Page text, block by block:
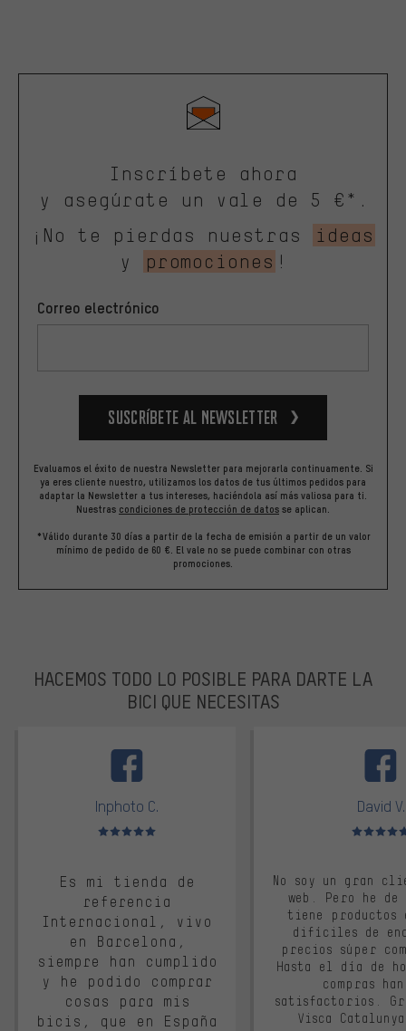
Inscríbete ahora
y asegúrate un vale de 5 €*.
¡No te pierdas nuestras
ideas
y
promociones !
Correo electrónico
Suscríbete al newsletter
Evaluamos el éxito de nuestra Newsletter para mejorarla continuamente. Si
ya eres cliente nuestro, utilizamos los datos de tus últimos pedidos para
adaptar la Newsletter a tus intereses, haciéndola así más valiosa para ti.
Nuestras condiciones de protección de datos se aplican.
*Válido durante 30 días a partir de la fecha de emisión a partir de un valor
mínimo de pedido de 60 €. El vale no se puede combinar con otras
promociones.
HACEMOS TODO LO POSIBLE PARA DARTE LA
BICI QUE NECESITAS
Inphoto C.
Valoración media: 5 de 5
Es mi tienda de
referencia
Internacional, vivo
en Barcelona,
siempre han cumplido
y he podido comprar
cosas para mis
bicis, que en España
David V.
Valoración
No soy un gran
web. Pero he
tiene productos
difíciles de
precios súper
Hasta el día de
compras
satisfactorios.
Visca